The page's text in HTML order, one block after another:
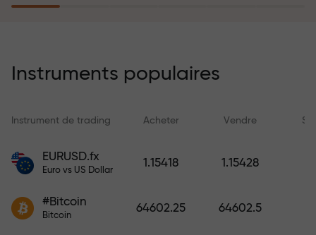
rêves simplement en effectuant un
risques rembourse vos pertes et
garantit un triplement des profits
tranquillité — votre capital est
dépôt. X1000 n’est pas une erreur.
Instruments populaires
Instrument de trading Acheter Vendre
EURUSD.fx
Euro vs US Dollar
1.15418 1.15428
#Bitcoin
Bitcoin
64602.25 64602.5